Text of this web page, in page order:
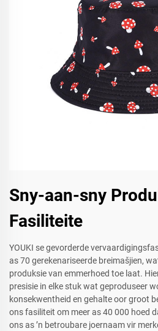
Sny-aan-sny
Fasiliteite
YOUKI se gevorderde
as 70 gerekenariseerde breimašjien,
produksie van emmerhoed toe laat.
presisie in elke stuk wat geproduseer
konsekwentheid en gehalte oor groot
ons fasiliteit om meer as 40 000 hoed
ons as ’n betroubare joernaam vir